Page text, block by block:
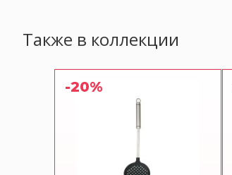
Также в коллекции
-20%